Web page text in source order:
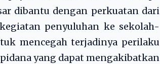
dibantu dengan perkuatan dari
penyuluhan ke sekolah-
mencegah terjadinya perilaku
yang dapat mengakibatkan